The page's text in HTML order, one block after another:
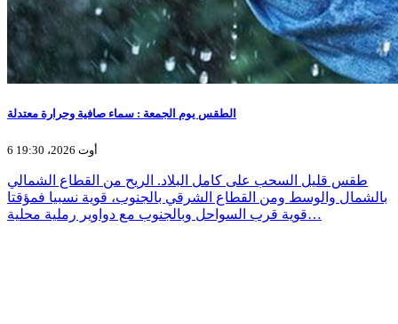
الطقس يوم الجمعة : سماء صافية وحرارة معتدلة
6 أوت 2026، 19:30
طقس قليل السحب على كامل البلاد. الريح من القطاع الشمالي
بالشمال والوسط ومن القطاع الشرقي بالجنوب، قوية نسبيا فمؤقتا
قوية قرب السواحل وبالجنوب مع دواوير رملية محلية…